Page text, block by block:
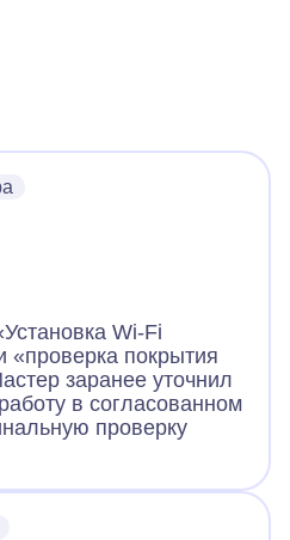
Wi-Fi
«проверка покрытия
заранее уточнил
в согласованном
проверку